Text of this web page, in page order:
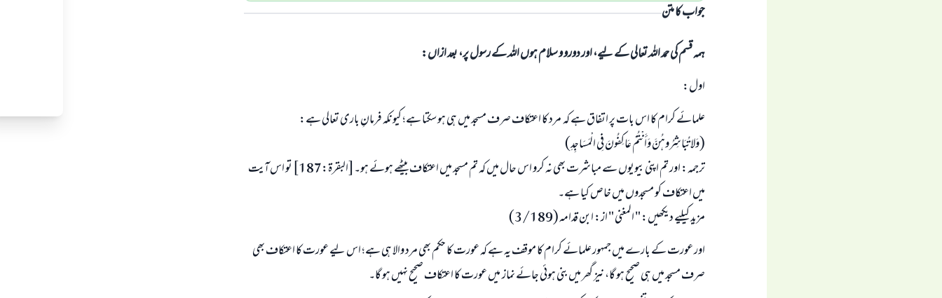
جواب کا متن
ہمہ قسم کی حمد اللہ تعالی کے لیے، اور دورو و سلام ہوں اللہ کے رسول پر، بعد ازاں:
اول:
علمائے کرام کا اس بات پر اتفاق ہے کہ مرد کا اعتکاف صرف مسجد میں ہی ہو سکتا ہے؛ کیونکہ فرمانِ باری تعالی ہے:
(وَلا تُبَاشِرُوهُنَّ وَأَنْتُمْ عَاكِفُونَ فِي الْمَسَاجِدِ)
ترجمہ: اور تم اپنی بیویوں سے مباشرت بھی نہ کرو اس حال میں کہ تم مسجد میں اعتکاف بیٹھے ہوئے ہو۔[البقرة:187] تو اس آیت
میں اعتکاف کو مسجدوں میں خاص کیا ہے۔
مزید کیلیے دیکھیں: " المغنی " از: ابن قدامہ (3/189)
اور عورت کے بارے میں جمہور علمائے کرام کا موقف یہ ہے کہ عورت کا حکم بھی مرد والا ہی ہے؛ اس لیے عورت کا اعتکاف بھی
صرف مسجد میں ہی صحیح ہو گا، نیز گھر میں بنی ہوئی جائے نماز میں عورت کا اعتکاف صحیح نہیں ہو گا۔